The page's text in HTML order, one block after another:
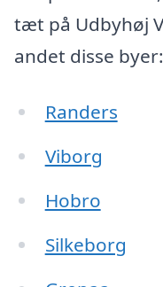
tæt på Udbyhøj
andet disse byer:
Randers
Viborg
Hobro
Silkeborg